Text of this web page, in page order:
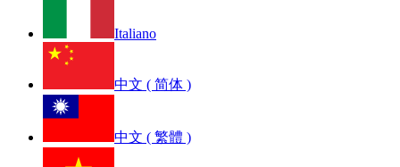
Italiano
中文 ( 简体 )
中文 ( 繁體 )